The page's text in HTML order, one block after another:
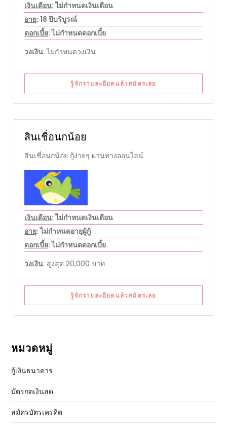
เงินเดือน: ไม่กำหนดเงินเดือน
อายุ: 18 ปีบริบูรณ์
ดอกเบี้ย: ไม่กำหนดดอกเบี้ย
วงเงิน: ไม่กำหนดวงเงิน
รู้จักรายละอียดแล้วสมัครเลย
สินเชื่อนกน้อย
สินเชื่อนกน้อย กู้ง่ายๆ ผ่านทางออนไลน์
เงินเดือน: ไม่กำหนดเงินเดือน
อายุ: ไม่กำหนดอายุผู้กู้
ดอกเบี้ย: ไม่กำหนดดอกเบี้ย
วงเงิน: สูงสุด 20,000 บาท
รู้จักรายละอียดแล้วสมัครเลย
หมวดหมู่
กู้เงินธนาคาร
บัตรกดเงินสด
สมัครบัตรเครดิต